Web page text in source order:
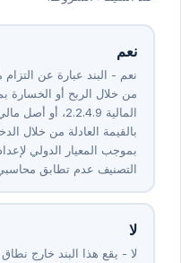
نعم
نعم - البند عبارة عن
من خلال الربح أو الخسارة
المالية ⁦9⁩.⁦4⁩.⁦2⁩.⁦2⁩،
بالقيمة العادلة من خلال
التصنيف عدم تطابق
لا
لا - يقع هذا البند خارج نطاق